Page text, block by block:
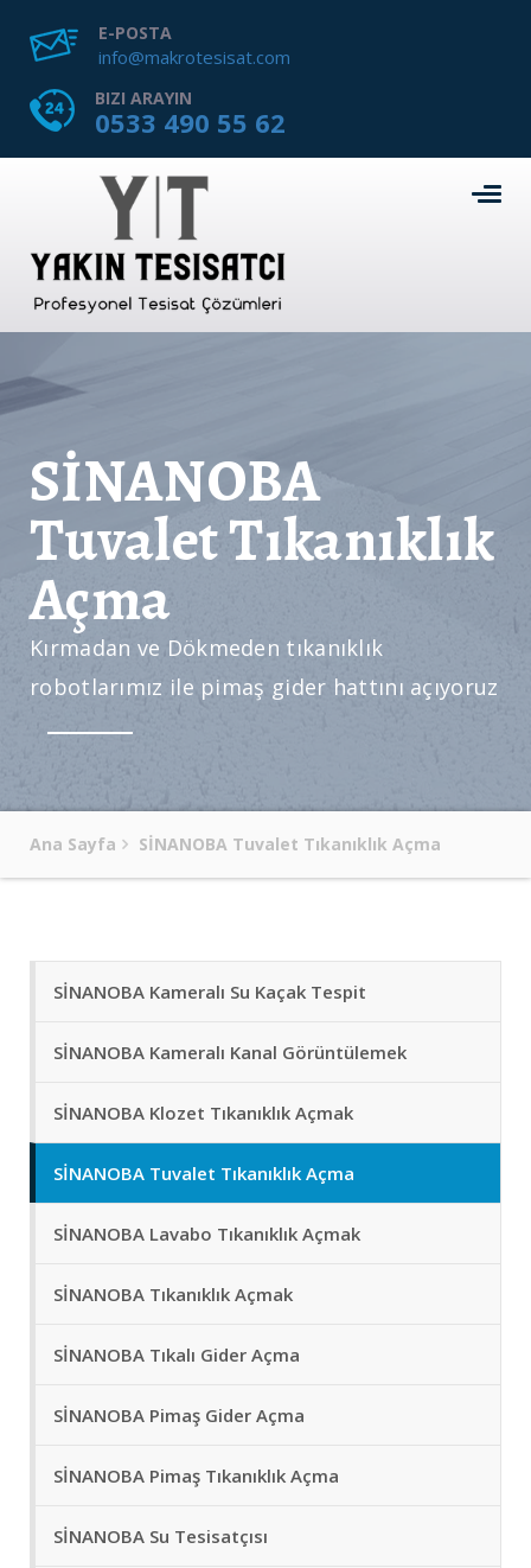
E-POSTA
info@makrotesisat.com
BIZI ARAYIN
0533 490 55 62
SİNANOBA
Tuvalet Tıkanıklık
Açma
Kırmadan ve Dökmeden tıkanıklık
robotlarımız ile pimaş gider hattını açıyoruz
Ana Sayfa SİNANOBA Tuvalet Tıkanıklık Açma
SİNANOBA Kameralı Su Kaçak Tespit
SİNANOBA Kameralı Kanal Görüntülemek
SİNANOBA Klozet Tıkanıklık Açmak
SİNANOBA Tuvalet Tıkanıklık Açma
SİNANOBA Lavabo Tıkanıklık Açmak
SİNANOBA Tıkanıklık Açmak
SİNANOBA Tıkalı Gider Açma
SİNANOBA Pimaş Gider Açma
SİNANOBA Pimaş Tıkanıklık Açma
SİNANOBA Su Tesisatçısı